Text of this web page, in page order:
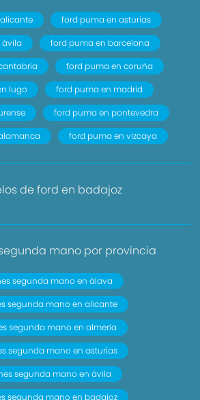
ford puma en asturias
ávila
ford puma en barcelona
ford puma en coruña
lugo
ford puma en madrid
ford puma en pontevedra
ford puma en vizcaya
de ford en badajoz
mano por provincia
segunda mano en álava
segunda mano en alicante
segunda mano en almería
segunda mano en asturias
segunda mano en ávila
segunda mano en badajoz